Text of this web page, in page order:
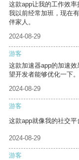
这款app让我的工作效率
我以前经常加班，现在
伴家人。
2024-08-29
游客
这款加速器app的加速
望开发者能够优化一下。
2024-08-29
游客
这款app就像我的社交平
2024-08-29
游客